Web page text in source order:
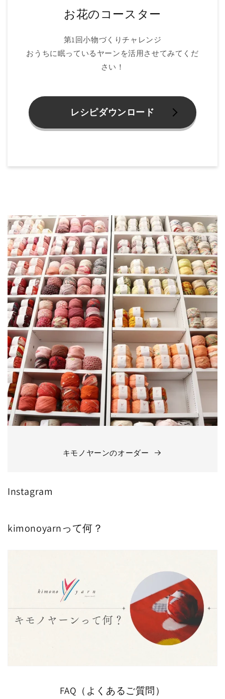
お花のコースター
第1回小物づくりチャレンジ
おうちに眠っているヤーンを活用させてみてくだ
さい！
レシピダウンロード
キモノヤーンのオーダー
Instagram
kimonoyarnって何？
FAQ（よくあるご質問）